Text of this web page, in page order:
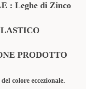
: Leghe di Zinco
PRODOTTO
colore eccezionale.